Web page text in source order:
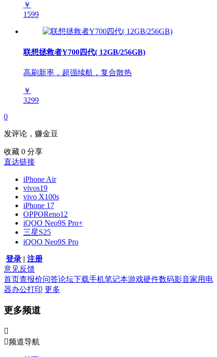
￥
1599
联想拯救者Y700四代( 12GB/256GB)
高刷新率，超强续航，复合散热
￥
3299
0
发评论，赚金豆
收藏 0 分享
直达链接
iPhone Air
vivos19
vivo X100s
iPhone 17
OPPOReno12
iQOO Neo9S Pro+
三星S25
iQOO Neo9S Pro
登录 | 注册
意见反馈
首页查报价问答论坛下载手机笔记本游戏硬件数码影音家用电
器办公打印 更多
更多频道

频道导航